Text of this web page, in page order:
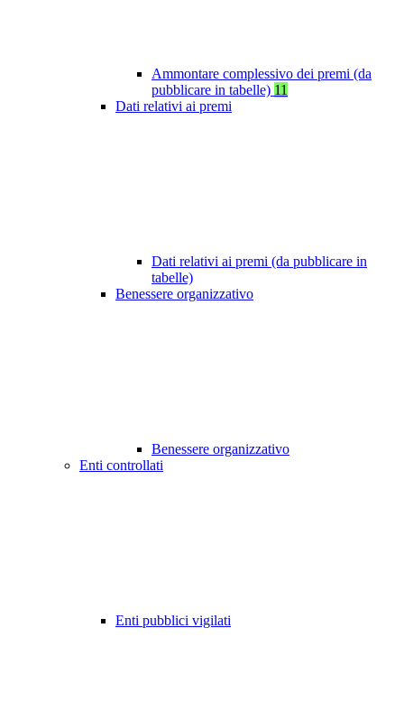
Ammontare complessivo dei premi (da
pubblicare in tabelle) 11
Dati relativi ai premi
Dati relativi ai premi (da pubblicare in
tabelle)
Benessere organizzativo
Benessere organizzativo
Enti controllati
Enti pubblici vigilati